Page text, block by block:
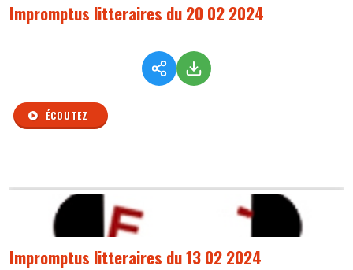
Impromptus litteraires du 20 02 2024
ÉCOUTEZ
Impromptus litteraires du 13 02 2024